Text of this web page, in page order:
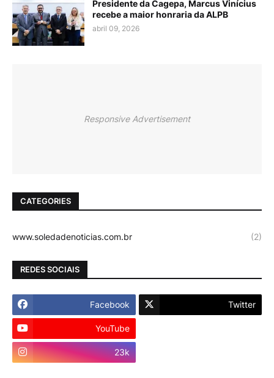
Presidente da Cagepa, Marcus Vinícius
recebe a maior honraria da ALPB
abril 09, 2026
Responsive Advertisement
CATEGORIES
www.soledadenoticias.com.br (2)
REDES SOCIAIS
Facebook Twitter
YouTube
23k